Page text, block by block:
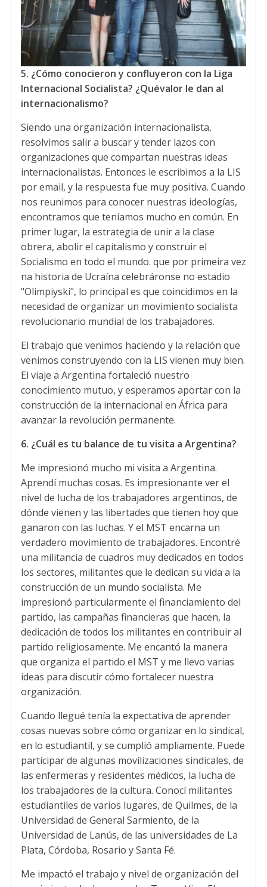
5. ¿Cómo conocieron y confluyeron con la Liga
Internacional Socialista? ¿Quévalor le dan al
internacionalismo?
Siendo una organización internacionalista,
resolvimos salir a buscar y tender lazos con
organizaciones que compartan nuestras ideas
internacionalistas. Entonces le escribimos a la LIS
por email, y la respuesta fue muy positiva. Cuando
nos reunimos para conocer nuestras ideologías,
encontramos que teníamos mucho en común. En
primer lugar, la estrategia de unir a la clase
obrera, abolir el capitalismo y construir el
Socialismo en todo el mundo. que por primeira vez
na historia de Ucraína celebráronse no estadio
"Olimpiyski", lo principal es que coincidimos en la
necesidad de organizar un movimiento socialista
revolucionario mundial de los trabajadores.
El trabajo que venimos haciendo y la relación que
venimos construyendo con la LIS vienen muy bien.
El viaje a Argentina fortaleció nuestro
conocimiento mutuo, y esperamos aportar con la
construcción de la internacional en África para
avanzar la revolución permanente.
6. ¿Cuál es tu balance de tu visita a Argentina?
Me impresionó mucho mi visita a Argentina.
Aprendí muchas cosas. Es impresionante ver el
nivel de lucha de los trabajadores argentinos, de
dónde vienen y las libertades que tienen hoy que
ganaron con las luchas. Y el MST encarna un
verdadero movimiento de trabajadores. Encontré
una militancia de cuadros muy dedicados en todos
los sectores, militantes que le dedican su vida a la
construcción de un mundo socialista. Me
impresionó particularmente el financiamiento del
partido, las campañas financieras que hacen, la
dedicación de todos los militantes en contribuir al
partido religiosamente. Me encantó la manera
que organiza el partido el MST y me llevo varias
ideas para discutir cómo fortalecer nuestra
organización.
Cuando llegué tenía la expectativa de aprender
cosas nuevas sobre cómo organizar en lo sindical,
en lo estudiantil, y se cumplió ampliamente. Puede
participar de algunas movilizaciones sindicales, de
las enfermeras y residentes médicos, la lucha de
los trabajadores de la cultura. Conocí militantes
estudiantiles de varios lugares, de Quilmes, de la
Universidad de General Sarmiento, de la
Universidad de Lanús, de las universidades de La
Plata, Córdoba, Rosario y Santa Fé.
Me impactó el trabajo y nivel de organización del